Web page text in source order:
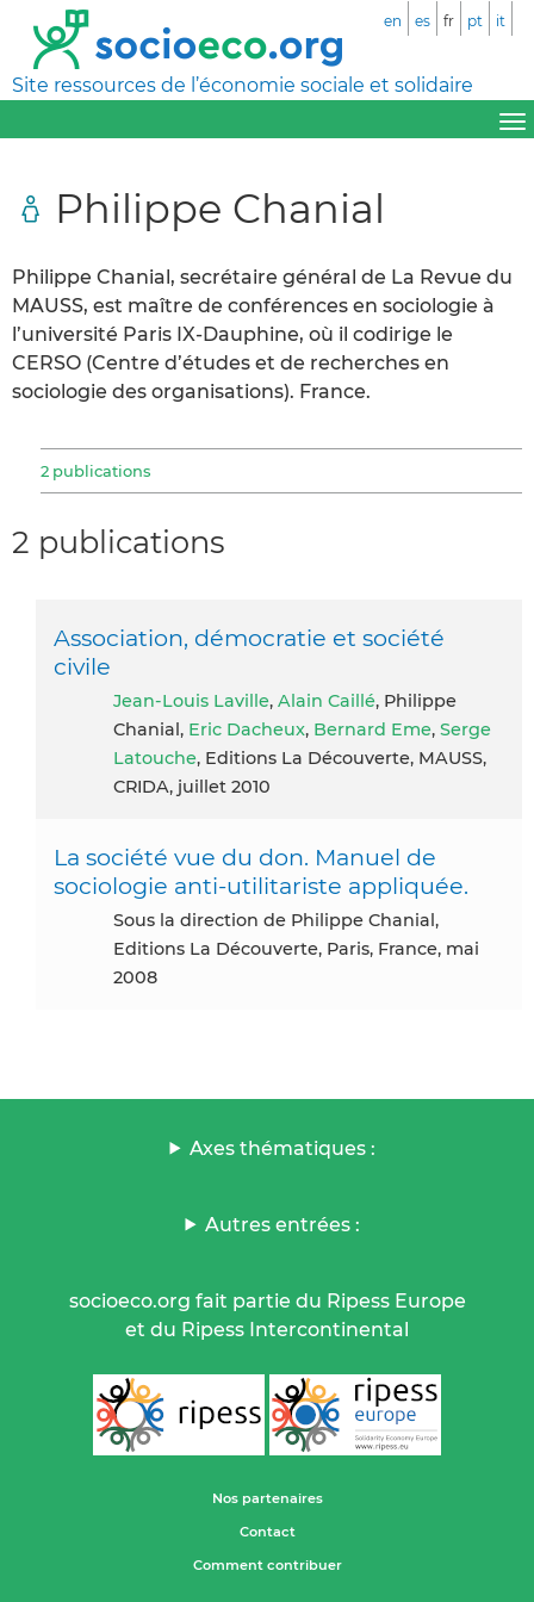
Site ressources de l’économie sociale et solidaire
en es fr pt it
Philippe Chanial
Philippe Chanial, secrétaire général de La Revue du
MAUSS, est maître de conférences en sociologie à
l’université Paris IX-Dauphine, où il codirige le
CERSO (Centre d’études et de recherches en
sociologie des organisations). France.
2 publications
2 publications
Association, démocratie et société
civile
Jean-Louis Laville, Alain Caillé, Philippe
Chanial, Eric Dacheux, Bernard Eme, Serge
Latouche, Editions La Découverte, MAUSS,
CRIDA, juillet 2010
La société vue du don. Manuel de
sociologie anti-utilitariste appliquée.
Sous la direction de Philippe Chanial,
Editions La Découverte, Paris, France, mai
2008
Axes thématiques :
Autres entrées :
socioeco.org fait partie du Ripess Europe
et du Ripess Intercontinental
Nos partenaires
Contact
Comment contribuer